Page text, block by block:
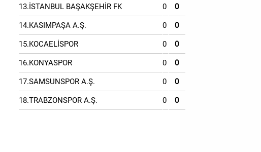
13.İSTANBUL BAŞAKŞEHİR FK 0 0
14.KASIMPAŞA A.Ş. 0 0
15.KOCAELİSPOR 0 0
16.KONYASPOR 0 0
17.SAMSUNSPOR A.Ş. 0 0
18.TRABZONSPOR A.Ş. 0 0